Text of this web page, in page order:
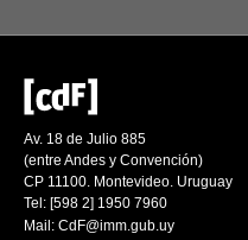
Av. 18 de Julio 885
(entre Andes y Convención)
CP 11100. Montevideo. Uruguay
Tel: [598 2] 1950 7960
Mail: CdF@imm.gub.uy